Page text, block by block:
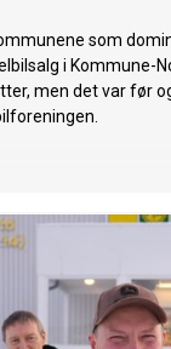
som
i Kommune-
men det var før